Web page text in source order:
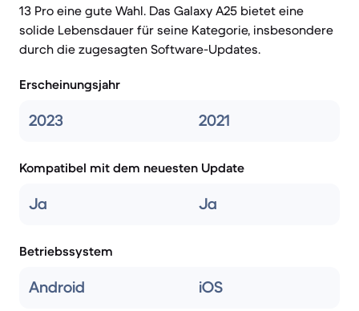
13 Pro eine gute Wahl. Das Galaxy A25 bietet eine
solide Lebensdauer für seine Kategorie, insbesondere
durch die zugesagten Software-Updates.
Erscheinungsjahr
2023 2021
Kompatibel mit dem neuesten Update
Ja Ja
Betriebssystem
Android iOS